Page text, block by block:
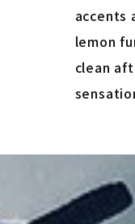
accents
lemon
clean